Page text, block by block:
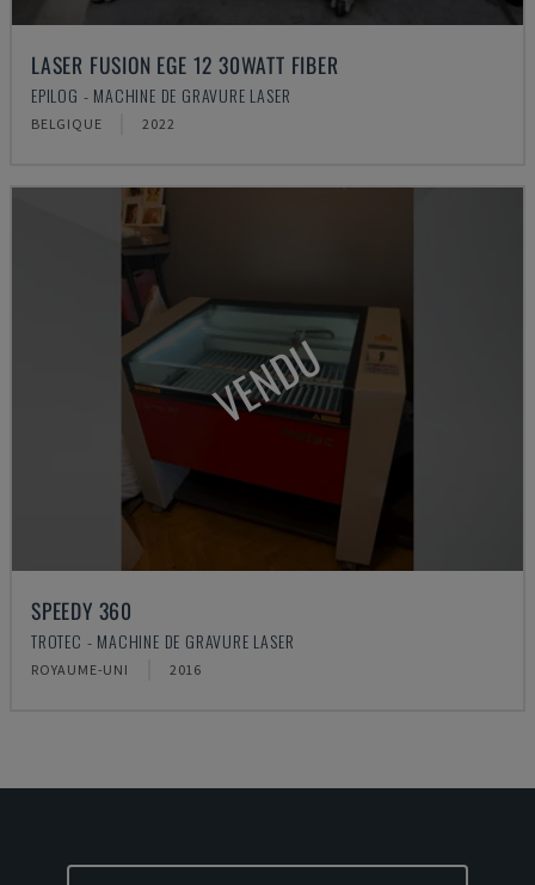
LASER FUSION EGE 12 30WATT FIBER
EPILOG - MACHINE DE GRAVURE LASER
BELGIQUE 2022
VENDU
SPEEDY 360
TROTEC - MACHINE DE GRAVURE LASER
ROYAUME-UNI 2016